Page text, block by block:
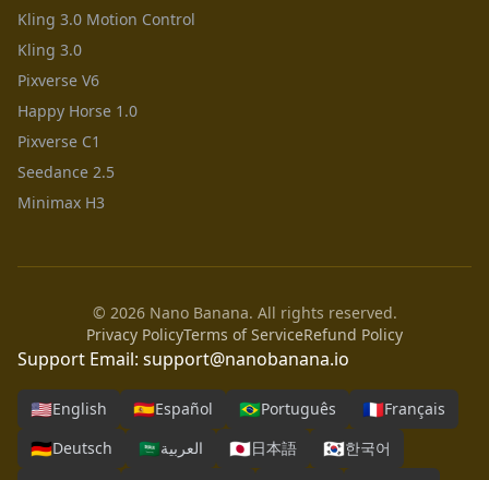
Kling 3.0 Motion Control
Kling 3.0
Pixverse V6
Happy Horse 1.0
Pixverse C1
Seedance 2.5
Minimax H3
© 2026 Nano Banana. All rights reserved.
Privacy PolicyTerms of ServiceRefund Policy
Support Email: support@nanobanana.io
🇺🇸English 🇪🇸Español 🇧🇷Português 🇫🇷Français
🇩🇪Deutsch 🇸🇦العربية 🇯🇵日本語 🇰🇷한국어